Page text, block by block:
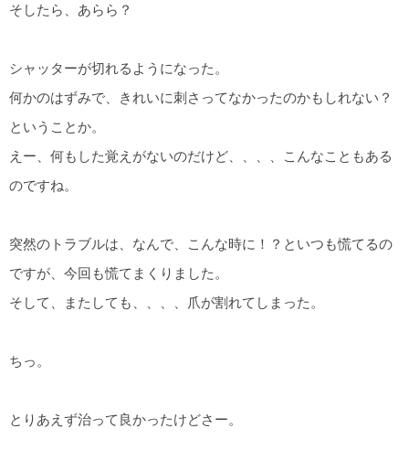
そしたら、あらら？
シャッターが切れるようになった。
何かのはずみで、きれいに刺さってなかったのかもしれない？
ということか。
えー、何もした覚えがないのだけど、、、、こんなこともある
のですね。
突然のトラブルは、なんで、こんな時に！？といつも慌てるの
ですが、今回も慌てまくりました。
そして、またしても、、、、爪が割れてしまった。
ちっ。
とりあえず治って良かったけどさー。